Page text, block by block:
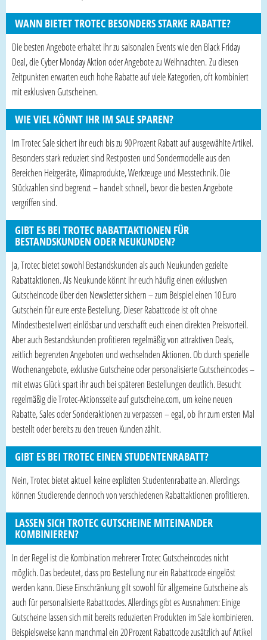
WANN BIETET TROTEC BESONDERS STARKE RABATTE?
Die besten Angebote erhaltet ihr zu saisonalen Events wie den Black Friday
Deal, die Cyber Monday Aktion oder Angebote zu Weihnachten. Zu diesen
Zeitpunkten erwarten euch hohe Rabatte auf viele Kategorien, oft kombiniert
mit exklusiven Gutscheinen.
WIE VIEL KÖNNT IHR IM SALE SPAREN?
Im Trotec Sale sichert ihr euch bis zu 90 Prozent Rabatt auf ausgewählte Artikel.
Besonders stark reduziert sind Restposten und Sondermodelle aus den
Bereichen Heizgeräte, Klimaprodukte, Werkzeuge und Messtechnik. Die
Stückzahlen sind begrenzt – handelt schnell, bevor die besten Angebote
vergriffen sind.
GIBT ES BEI TROTEC RABATTAKTIONEN FÜR
BESTANDSKUNDEN ODER NEUKUNDEN?
Ja, Trotec bietet sowohl Bestandskunden als auch Neukunden gezielte
Rabattaktionen. Als Neukunde könnt ihr euch häufig einen exklusiven
Gutscheincode über den Newsletter sichern – zum Beispiel einen 10 Euro
Gutschein für eure erste Bestellung. Dieser Rabattcode ist oft ohne
Mindestbestellwert einlösbar und verschafft euch einen direkten Preisvorteil.
Aber auch Bestandskunden profitieren regelmäßig von attraktiven Deals,
zeitlich begrenzten Angeboten und wechselnden Aktionen. Ob durch spezielle
Wochenangebote, exklusive Gutscheine oder personalisierte Gutscheincodes –
mit etwas Glück spart ihr auch bei späteren Bestellungen deutlich. Besucht
regelmäßig die Trotec-Aktionsseite auf gutscheine.com, um keine neuen
Rabatte, Sales oder Sonderaktionen zu verpassen – egal, ob ihr zum ersten Mal
bestellt oder bereits zu den treuen Kunden zählt.
GIBT ES BEI TROTEC EINEN STUDENTENRABATT?
Nein, Trotec bietet aktuell keine expliziten Studentenrabatte an. Allerdings
können Studierende dennoch von verschiedenen Rabattaktionen profitieren.
LASSEN SICH TROTEC GUTSCHEINE MITEINANDER
KOMBINIEREN?
In der Regel ist die Kombination mehrerer Trotec Gutscheincodes nicht
möglich. Das bedeutet, dass pro Bestellung nur ein Rabattcode eingelöst
werden kann. Diese Einschränkung gilt sowohl für allgemeine Gutscheine als
auch für personalisierte Rabattcodes. Allerdings gibt es Ausnahmen: Einige
Gutscheine lassen sich mit bereits reduzierten Produkten im Sale kombinieren.
Beispielsweise kann manchmal ein 20 Prozent Rabattcode zusätzlich auf Artikel